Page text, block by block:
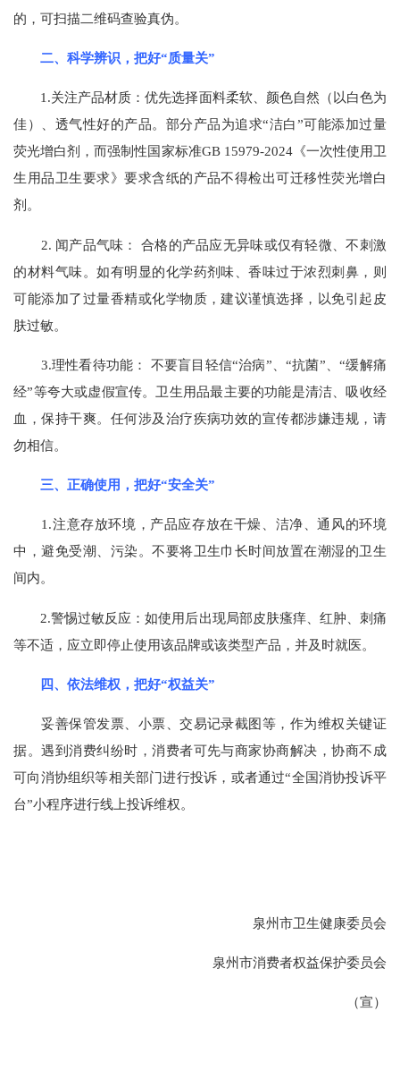
的，可扫描二维码查验真伪。
二、科学辨识，把好“质量关”
1.关注产品材质：优先选择面料柔软、颜色自然（以白色为
佳）、透气性好的产品。部分产品为追求“洁白”可能添加过量
荧光增白剂，而强制性国家标准GB 15979-2024《一次性使用卫
生用品卫生要求》要求含纸的产品不得检出可迁移性荧光增白
剂。
2. 闻产品气味： 合格的产品应无异味或仅有轻微、不刺激
的材料气味。如有明显的化学药剂味、香味过于浓烈刺鼻，则
可能添加了过量香精或化学物质，建议谨慎选择，以免引起皮
肤过敏。
3.理性看待功能： 不要盲目轻信“治病”、“抗菌”、“缓解痛
经”等夸大或虚假宣传。卫生用品最主要的功能是清洁、吸收经
血，保持干爽。任何涉及治疗疾病功效的宣传都涉嫌违规，请
勿相信。
三、正确使用，把好“安全关”
1.注意存放环境，产品应存放在干燥、洁净、通风的环境
中，避免受潮、污染。不要将卫生巾长时间放置在潮湿的卫生
间内。
2.警惕过敏反应：如使用后出现局部皮肤瘙痒、红肿、刺痛
等不适，应立即停止使用该品牌或该类型产品，并及时就医。
四、依法维权，把好“权益关”
妥善保管发票、小票、交易记录截图等，作为维权关键证
据。遇到消费纠纷时，消费者可先与商家协商解决，协商不成
可向消协组织等相关部门进行投诉，或者通过“全国消协投诉平
台”小程序进行线上投诉维权。
泉州市卫生健康委员会
泉州市消费者权益保护委员会
（宣）